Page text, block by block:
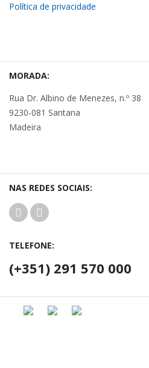
Política de privacidade
MORADA:
Rua Dr. Albino de Menezes, n.º 38
9230-081 Santana
Madeira
NAS REDES SOCIAIS:
TELEFONE:
(+351) 291 570 000